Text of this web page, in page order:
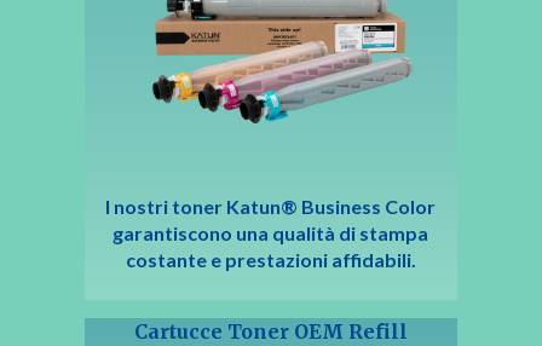
I nostri toner Katun® Business Color
garantiscono una qualità di stampa
costante e prestazioni affidabili.
Cartucce Toner OEM Refill